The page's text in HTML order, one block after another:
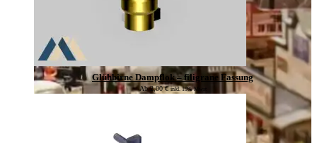
Glühbirne Dampflok – filigrane Fassung
Ab2,00€ inkl. 19% Mwst